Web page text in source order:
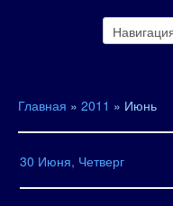
Главная » 2011 » Июнь
30 Июня, Четверг